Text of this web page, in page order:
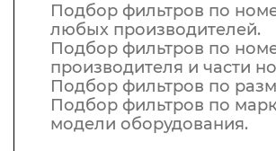
Подбор фильтров по
любых производителей.
Подбор фильтров по
производителя и части
Подбор фильтров по
Подбор фильтров по
модели оборудования.